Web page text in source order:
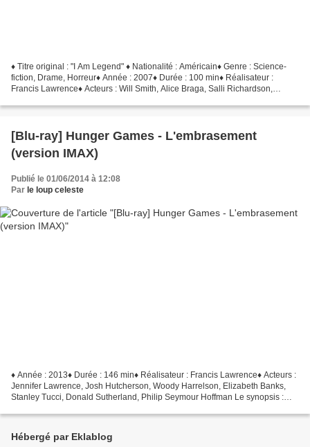
♦ Titre original : "I Am Legend" ♦ Nationalité : Américain♦ Genre : Science-
fiction, Drame, Horreur♦ Année : 2007♦ Durée : 100 min♦ Réalisateur :
Francis Lawrence♦ Acteurs : Will Smith, Alice Braga, Salli Richardson,
[Blu-ray] Hunger Games - L'embrasement
(version IMAX)
Publié le 01/06/2014 à 12:08
Par le loup celeste
♦ Année : 2013♦ Durée : 146 min♦ Réalisateur : Francis Lawrence♦ Acteurs :
Jennifer Lawrence, Josh Hutcherson, Woody Harrelson, Elizabeth Banks,
Stanley Tucci, Donald Sutherland, Philip Seymour Hoffman Le synopsis :
Hébergé par Eklablog